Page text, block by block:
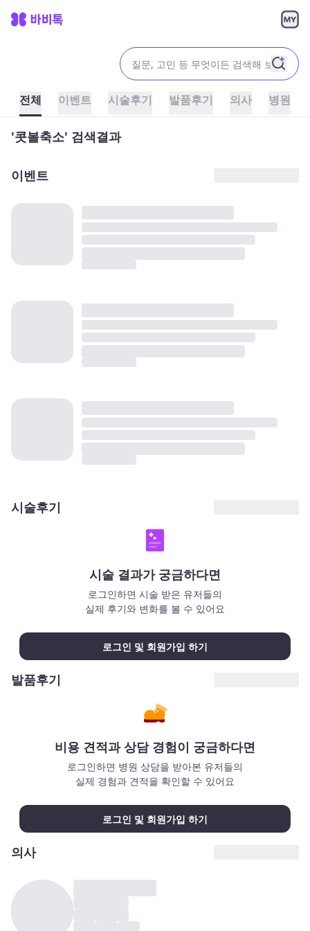
전체 이벤트 시술후기 발품후기 의사 병원
'콧볼축소' 검색결과
이벤트
시술후기
시술 결과가 궁금하다면
로그인하면 시술 받은 유저들의
실제 후기와 변화를 볼 수 있어요
로그인 및 회원가입 하기
발품후기
비용 견적과 상담 경험이 궁금하다면
로그인하면 병원 상담을 받아본 유저들의
실제 경험과 견적을 확인할 수 있어요
로그인 및 회원가입 하기
의사